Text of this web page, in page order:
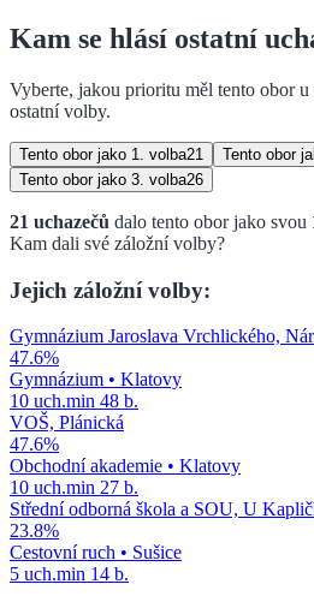
Kam se hlásí ostatní
Vyberte, jakou prioritu měl tento obor
ostatní volby.
Tento obor jako 1. volba21 Tento obor
Tento obor jako 3. volba26
21 uchazečů dalo tento obor jako svou
Kam dali své záložní volby?
Jejich záložní volby:
Gymnázium Jaroslava Vrchlického,
47.6%
Gymnázium • Klatovy
10 uch.min 48 b.
VOŠ, Plánická
47.6%
Obchodní akademie • Klatovy
10 uch.min 27 b.
Střední odborná škola a SOU, U
23.8%
Cestovní ruch • Sušice
5 uch.min 14 b.